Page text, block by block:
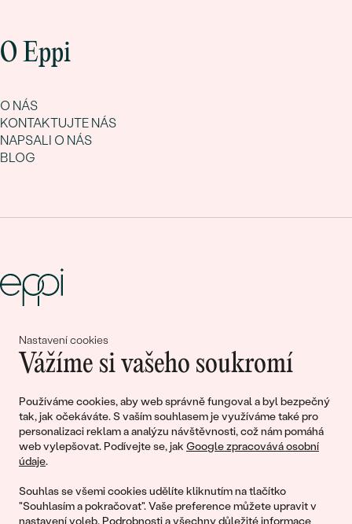
Nastavení cookies
Vážíme si vašeho soukromí
Používáme cookies, aby web správně fungoval a byl bezpečný
tak, jak očekáváte. S vaším souhlasem je využíváme také pro
personalizaci reklam a analýzu návštěvnosti, což nám pomáhá
web vylepšovat. Podívejte se, jak Google zpracovává osobní
údaje.
Souhlas se všemi cookies udělíte kliknutím na tlačítko
"Souhlasím a pokračovat". Vaše preference můžete upravit v
nastavení voleb. Podrobnosti a všechny důležité informace
O Eppi
O NÁS
KONTAKTUJTE NÁS
NAPSALI O NÁS
BLOG
Společně tvoříme příběhy krásy a
lásky
Připojte se k nám!